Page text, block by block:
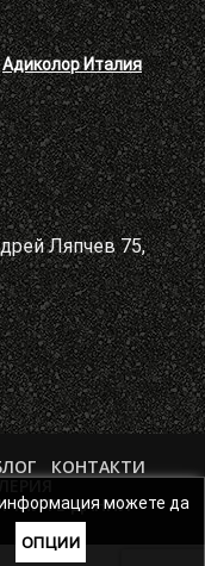
Адиколор Италия
Ляпчев 75,
КОНТАКТИ
ДАННИ
информация можете да
ОПЦИИ